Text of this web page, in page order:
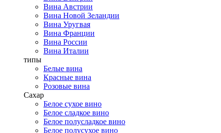
Вина Австрии
Вина Новой Зеландии
Вина Уругвая
Вина Франции
Вина России
Вина Италии
типы
Белые вина
Красные вина
Розовые вина
Сахар
Белое сухое вино
Белое сладкое вино
Белое полусладкое вино
Белое полусухое вино